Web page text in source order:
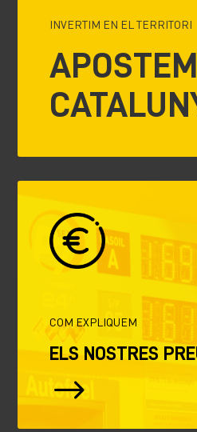
INVERTIM EN EL TERRITORI
COM EXPLIQUEM
ELS NOSTRES
$